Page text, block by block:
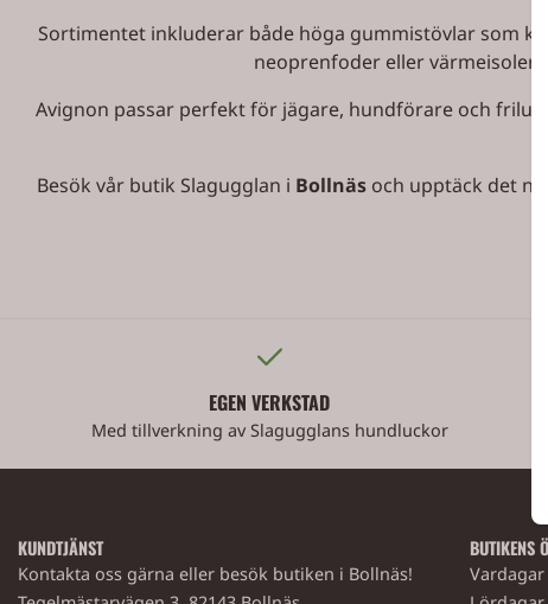
Sortimentet inkluderar både höga gummistövlar som
neoprenfoder eller
Avignon passar perfekt för jägare, hundförare och
Besök vår butik Slagugglan i Bollnäsoch upptäck det
EGEN VERKSTAD
Med tillverkning av Slagugglans hundluckor
KUNDTJÄNST
Kontakta oss gärna eller besök butiken i Bollnäs!
BUTIKENS
Vardagar